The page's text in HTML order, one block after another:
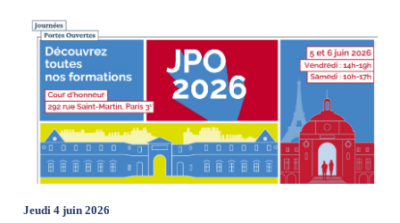
Jeudi 4 juin 2026